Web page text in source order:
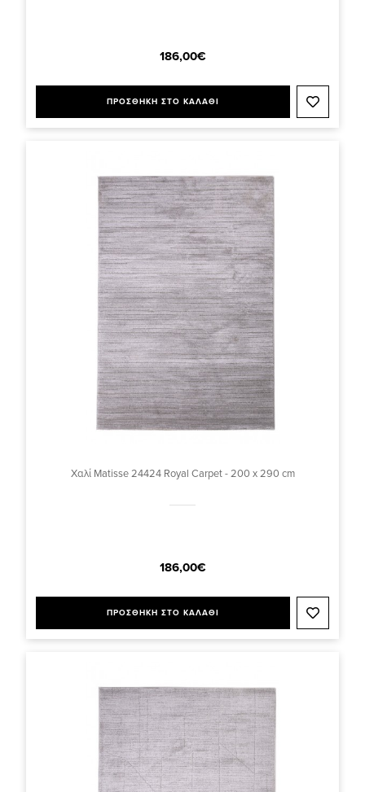
186,00€
ΠΡΟΣΘΗΚΗ ΣΤΟ ΚΑΛΑΘΙ
Χαλί Matisse 24424 Royal Carpet - 200 x 290 cm
186,00€
ΠΡΟΣΘΗΚΗ ΣΤΟ ΚΑΛΑΘΙ